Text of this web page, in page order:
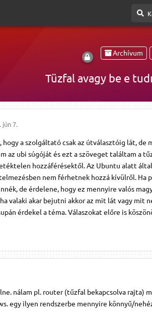
Archívum
Tüzfal avagy be e
jún 7.
hogy a szolgáltató csak az útválasztóig lát, de
az ubi súgóját és ezt a szöveget találtam a
hozzáférésektől. Az Ubuntu alatt
nem férhetnek hozzá kívülről. Ha
de érdelene, hogy ez mennyire valós
valaki akar bejutni akkor az mit lát vagy mit
érdekel a téma. Válaszokat előre is
nálam pl. router (tűzfal bekapcsolva rajta)
egy ilyen rendszerbe mennyire könnyű/